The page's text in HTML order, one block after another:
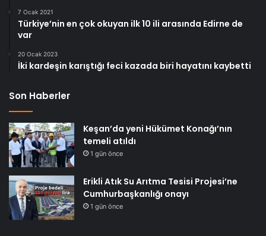
7 Ocak 2021
Türkiye’nin en çok okuyan ilk 10 ili arasında Edirne de
var
20 Ocak 2023
İki kardeşin karıştığı feci kazada biri hayatını kaybetti
Son Haberler
Keşan’da yeni Hükümet Konağı’nın
temeli atıldı
1 gün önce
Erikli Atık Su Arıtma Tesisi Projesi’ne
Cumhurbaşkanlığı onayı
1 gün önce